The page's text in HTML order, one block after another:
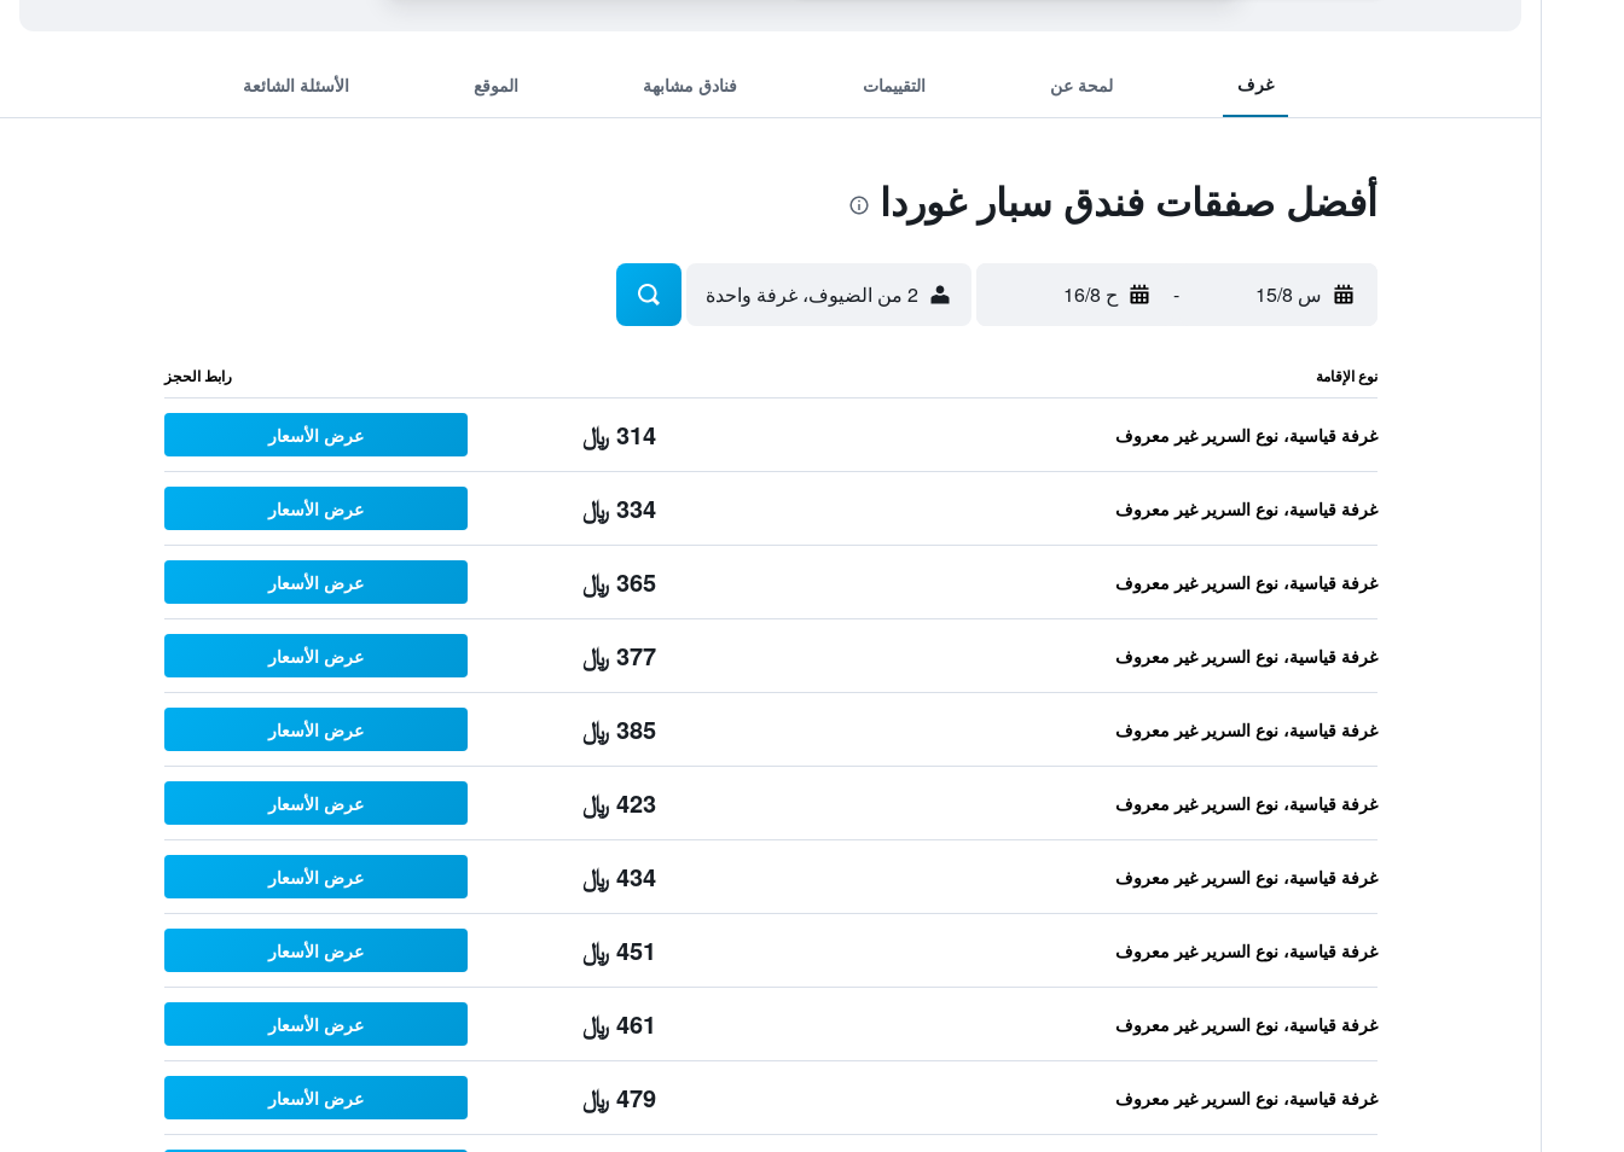
غرف لمحة عن التقييمات فنادق مشابهة الموقع الأسئلة الشائعة
أفضل صفقات فندق سبار غوردا
س 15/8 - ح 16/8 2 من الضيوف، غرفة واحدة
نوع الإقامة رابط الحجز
غرفة قياسية، نوع السرير غير معروف 314 ﷼ عرض الأسعار
غرفة قياسية، نوع السرير غير معروف 334 ﷼ عرض الأسعار
غرفة قياسية، نوع السرير غير معروف 365 ﷼ عرض الأسعار
غرفة قياسية، نوع السرير غير معروف 377 ﷼ عرض الأسعار
غرفة قياسية، نوع السرير غير معروف 385 ﷼ عرض الأسعار
غرفة قياسية، نوع السرير غير معروف 423 ﷼ عرض الأسعار
غرفة قياسية، نوع السرير غير معروف 434 ﷼ عرض الأسعار
غرفة قياسية، نوع السرير غير معروف 451 ﷼ عرض الأسعار
غرفة قياسية، نوع السرير غير معروف 461 ﷼ عرض الأسعار
غرفة قياسية، نوع السرير غير معروف 479 ﷼ عرض الأسعار